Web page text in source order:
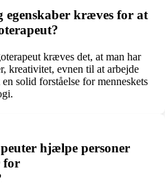
egenskaber kræves for at
kræves det, at man har
kreativitet, evnen til at arbejde
solid forståelse for menneskets
hjælpe personer
for